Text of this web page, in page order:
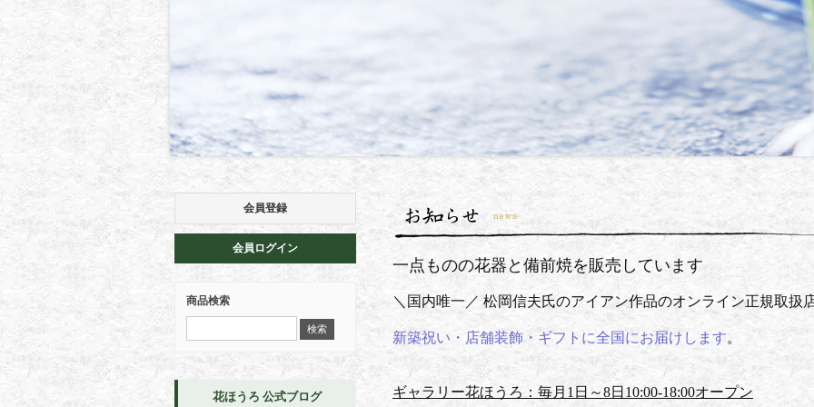
一点ものの花器と備前焼を販売しています
＼国内唯一／ 松岡信夫氏のアイアン作品のオンライン正規取扱
新築祝い・店舗装飾・ギフトに全国にお届けします。
ギャラリー花ほうろ：毎月1日～8日10:00-18:00オープン
会員登録
会員ログイン
商品検索
花ほうろ 公式ブログ